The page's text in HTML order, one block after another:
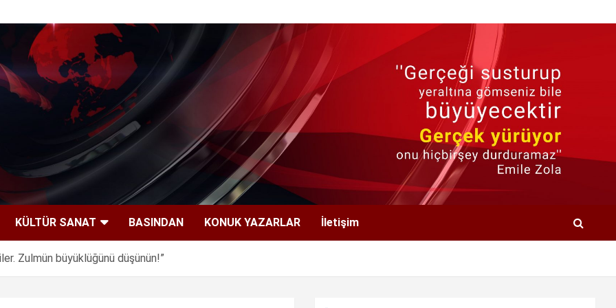
KÜLTÜR SANAT BASINDAN KONUK YAZARLAR İletişim
Zulmün büyüklüğünü düşünün!”